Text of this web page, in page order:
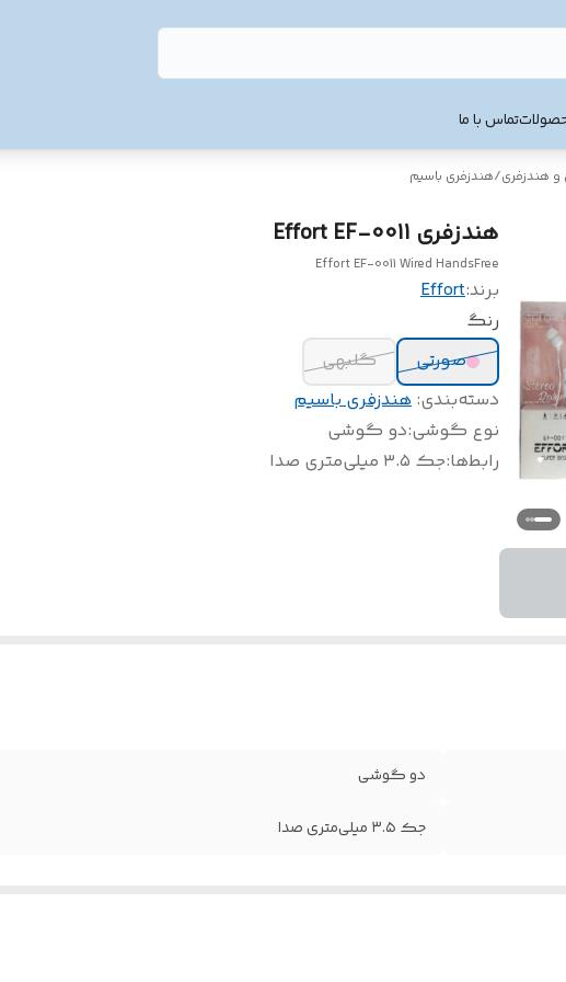
تماس با ما
هندزفری/هندزفری باسیم
هندزفری Effort EF-0011
Effort EF-0011 Wired HandsFree
برند:Effort
رنگ
صورتی
گلبهی
دسته‌بندی: هندزفری باسیم
نوع گوشی:دو گوشی
رابط‌ها:جک ۳.۵ میلی‌متری صدا
دو گوشی
جک ۳.۵ میلی‌متری صدا